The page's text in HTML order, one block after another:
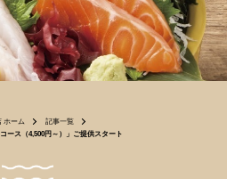
ホーム
記事一覧
ース（4,500円～）」ご提供スタート